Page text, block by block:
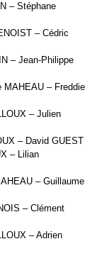
– Stéphane
– Cédric
– Jean-Philippe
MAHEAU – Freddie
– Julien
– David GUEST
– Lilian
– Guillaume
– Clément
– Adrien